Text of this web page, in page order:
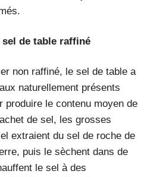
de table raffiné
non raffiné, le sel de table a
naturellement présents
produire le contenu moyen de
de sel, les grosses
extraient du sel de roche de
puis le sèchent dans de
le sel à des